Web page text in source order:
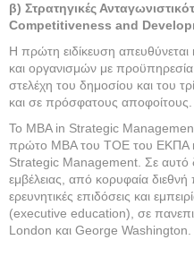
β) Στρατηγικές
Competitiveness and
Η πρώτη ειδίκευση απευθύνεται
και οργανισμών με
στελέχη του δημοσίου και του
και σε πρόσφατους αποφοίτους.
Το ΜΒΑ in Strategic
πρώτο MBA του ΤΟΕ του ΕΚΠΑ
Strategic Management. Σε αυτό
εμβέλειας, από κορυφαία διεθνή
ερευνητικές επιδόσεις και
(executive education), σε
London και George Washington.